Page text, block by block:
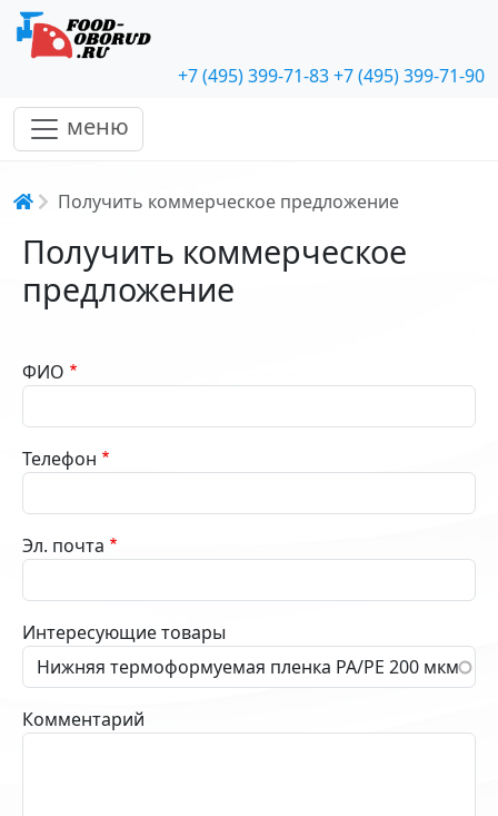
+7 (495) 399-71-83+7 (495) 399-71-90
меню
Строка навигации
Получить коммерческое предложение
Получить коммерческое
предложение
ФИО
Телефон
Эл. почта
Интересующие товары
Комментарий